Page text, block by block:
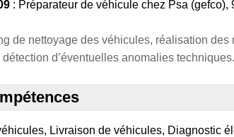
: Préparateur de véhicule chez Psa (gefco),
de nettoyage des véhicules, réalisation des
d’éventuelles anomalies techniques.
Livraison de véhicules, Diagnostic